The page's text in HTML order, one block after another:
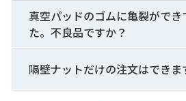
真空パッドのゴムに亀裂ができ
た。不良品ですか？
隔壁ナットだけの注文はできま